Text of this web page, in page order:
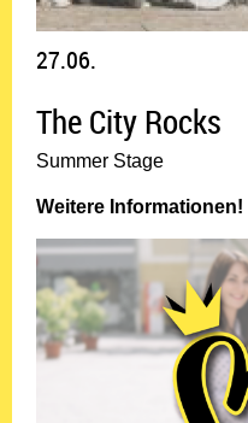
27.06.
The City Rocks
Summer Stage
Weitere Informationen!